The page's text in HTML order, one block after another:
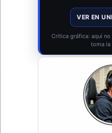
VER EN
Crítica gráfica: aquí
toma la